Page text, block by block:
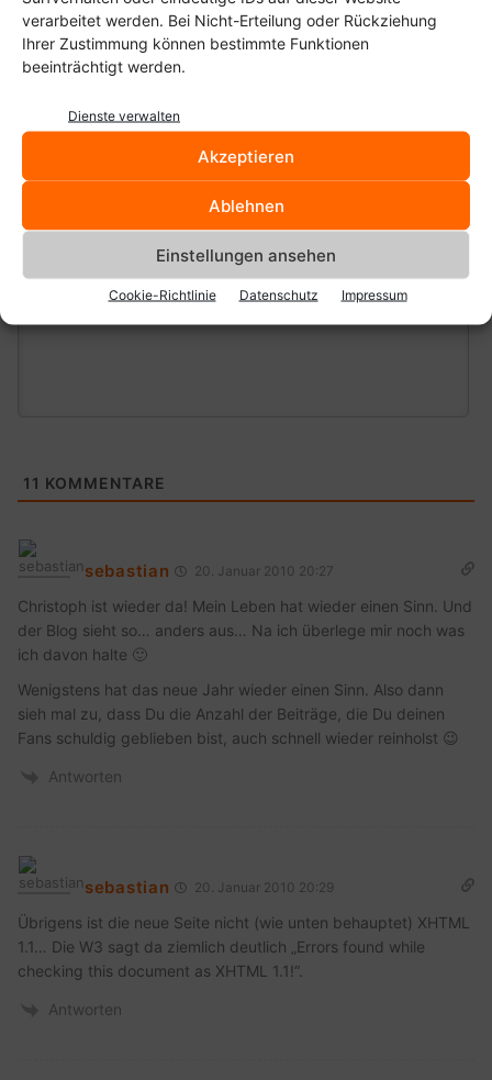
verarbeitet werden. Bei Nicht-Erteilung oder Rückziehung
Ihrer Zustimmung können bestimmte Funktionen
beeinträchtigt werden.
Dienste verwalten
Akzeptieren
Ablehnen
Einstellungen ansehen
Cookie-Richtlinie Datenschutz Impressum
11 KOMMENTARE
sebastian 20. Januar 2010 20:27
Christoph ist wieder da! Mein Leben hat wieder einen Sinn. Und
der Blog sieht so… anders aus… Na ich überlege mir noch was
ich davon halte 🙂
Wenigstens hat das neue Jahr wieder einen Sinn. Also dann
sieh mal zu, dass Du die Anzahl der Beiträge, die Du deinen
Fans schuldig geblieben bist, auch schnell wieder reinholst 😉
Antworten
sebastian 20. Januar 2010 20:29
Übrigens ist die neue Seite nicht (wie unten behauptet) XHTML
1.1… Die W3 sagt da ziemlich deutlich „Errors found while
checking this document as XHTML 1.1!“.
Antworten